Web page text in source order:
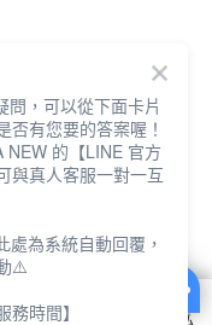
查看全部
方式之詳情，及若您不希
設定，請參閱本網站「
隱私
問，可以從下面卡片
否有您要的答案喔！
NEW 的【LINE 官方
與真人客服一對一互
為系統自動回覆，
⚠️
務時間】